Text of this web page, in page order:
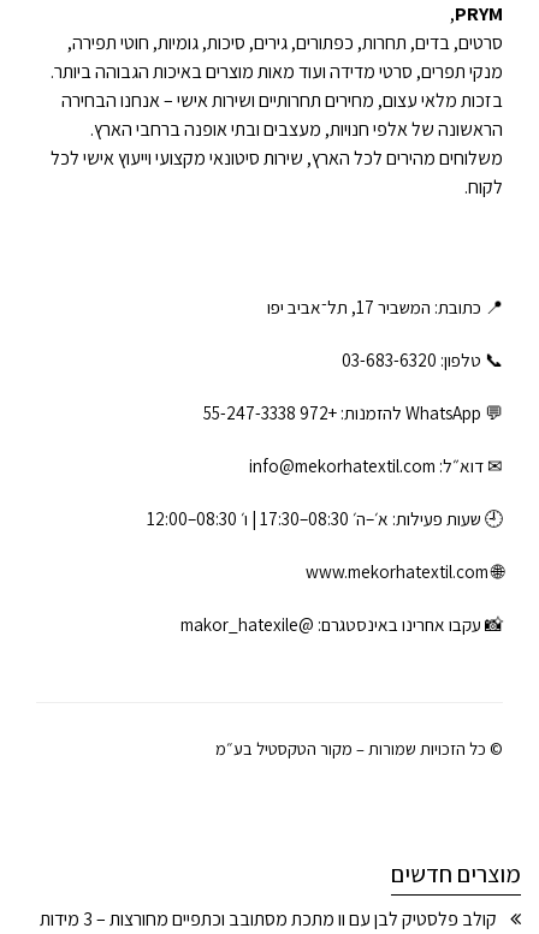
PRYM
,
סרטים, בדים, תחרות, כפתורים, גירים, סיכות, גומיות, חוטי תפירה,
מנקי תפרים, סרטי מדידה ועוד מאות מוצרים באיכות הגבוהה ביותר.
בזכות מלאי עצום, מחירים תחרותיים ושירות אישי – אנחנו הבחירה
הראשונה של אלפי חנויות, מעצבים ובתי אופנה ברחבי הארץ.
משלוחים מהירים לכל הארץ, שירות סיטונאי מקצועי וייעוץ אישי לכל
לקוח.
📍 כתובת: המשביר 17, תל־אביב יפו
📞 טלפון: ‎03-683-6320
💬 WhatsApp להזמנות: +972 55-247-3338
✉ דוא״ל: info@mekorhatextil.com
🕘 שעות פעילות: א׳–ה׳ 08:30–17:30 | ו׳ 08:30–12:00
🌐
www.mekorhatextil.com
📸 עקבו אחרינו באינסטגרם: @makor_hatexile
© כל הזכויות שמורות – מקור הטקסטיל בע״מ
מוצרים חדשים
קולב פלסטיק לבן עם וו מתכת מסתובב וכתפיים מחורצות – 3 מידות